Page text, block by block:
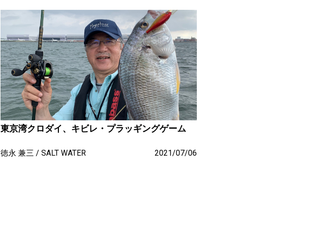
東京湾クロダイ、キビレ・プラッギングゲーム
徳永 兼三 SALT WATER 2021/07/06